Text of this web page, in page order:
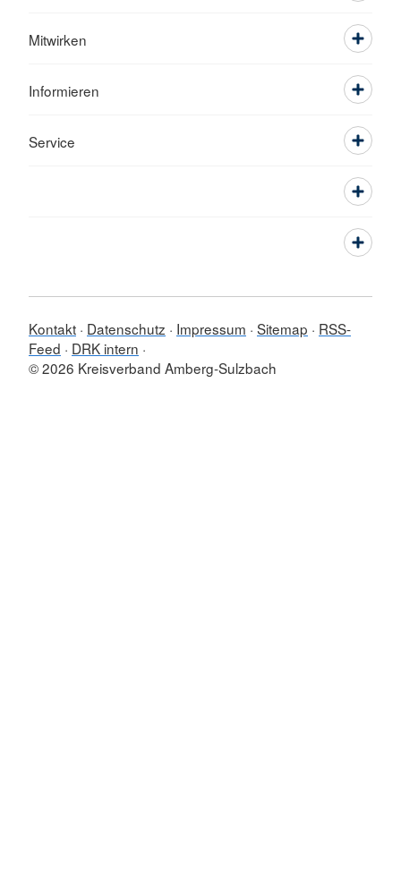
Mitwirken
Informieren
Service
Kontakt Datenschutz Impressum Sitemap
RSS-
Feed
DRK intern
© 2026 Kreisverband Amberg-Sulzbach